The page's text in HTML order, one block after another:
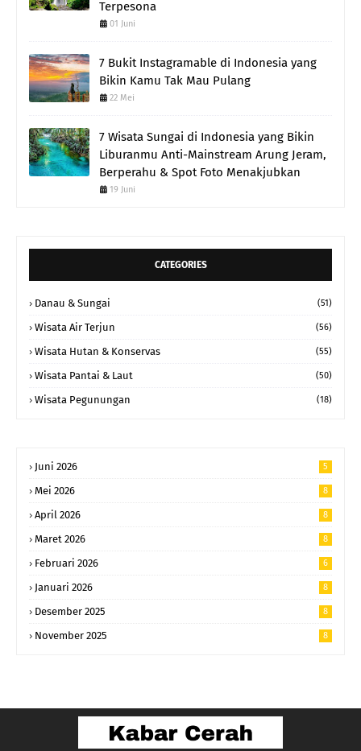
Terpesona
01 Juni
7 Bukit Instagramable di Indonesia yang
Bikin Kamu Tak Mau Pulang
22 Mei
7 Wisata Sungai di Indonesia yang Bikin
Liburanmu Anti-Mainstream Arung Jeram,
Berperahu & Spot Foto Menakjubkan
19 Juni
CATEGORIES
Danau & Sungai (51)
Wisata Air Terjun (56)
Wisata Hutan & Konservas (55)
Wisata Pantai & Laut (50)
Wisata Pegunungan (18)
Juni 2026 5
Mei 2026 8
April 2026 8
Maret 2026 8
Februari 2026 6
Januari 2026 8
Desember 2025 8
November 2025 8